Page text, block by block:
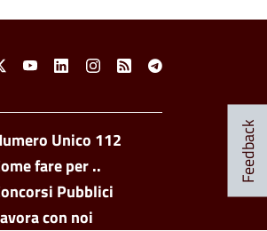
Feedback
Menu
YoutubeLinkedinInstagram
Feed Telegram
side
Unico 112
fare per ..
Pubblici
con noi